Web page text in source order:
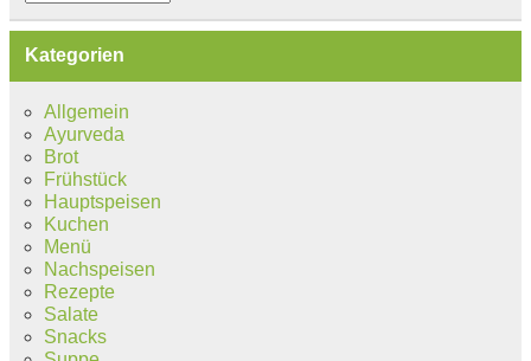
Kategorien
Allgemein
Ayurveda
Brot
Frühstück
Hauptspeisen
Kuchen
Menü
Nachspeisen
Rezepte
Salate
Snacks